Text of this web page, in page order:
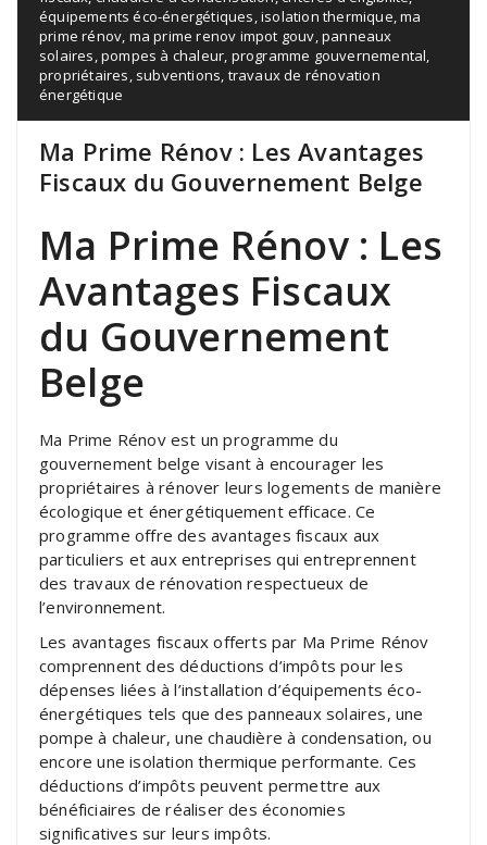
équipements éco-énergétiques ,isolation thermique ,ma
prime rénov ma prime renov impot gouv ,panneaux
solaires ,pompes à chaleur programme gouvernemental
propriétaires subventions travaux de rénovation
énergétique
Ma Prime Rénov : Les Avantages
Fiscaux du Gouvernement Belge
Ma Prime Rénov : Les
Avantages Fiscaux
du Gouvernement
Belge
Ma Prime Rénov est un programme du
gouvernement belge visant à encourager les
propriétaires à rénover leurs logements de manière
écologique et énergétiquement efficace. Ce
programme offre des avantages fiscaux aux
particuliers et aux entreprises qui entreprennent
des travaux de rénovation respectueux de
l’environnement.
Les avantages fiscaux offerts par Ma Prime Rénov
comprennent des déductions d’impôts pour les
dépenses liées à l’installation d’équipements éco-
énergétiques tels que des panneaux solaires, une
pompe à chaleur, une chaudière à condensation, ou
encore une isolation thermique performante. Ces
déductions d’impôts peuvent permettre aux
bénéficiaires de réaliser des économies
significatives sur leurs impôts.